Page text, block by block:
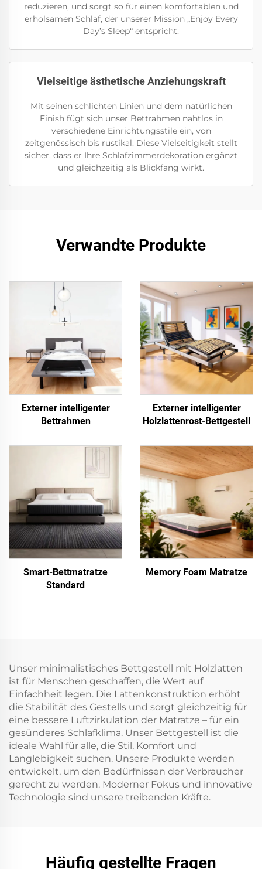
reduzieren, und sorgt so für einen komfortablen und
erholsamen Schlaf, der unserer Mission „Enjoy Every
Day’s Sleep“ entspricht.
Vielseitige ästhetische Anziehungskraft
Mit seinen schlichten Linien und dem natürlichen
Finish fügt sich unser Bettrahmen nahtlos in
verschiedene Einrichtungsstile ein, von
zeitgenössisch bis rustikal. Diese Vielseitigkeit stellt
sicher, dass er Ihre Schlafzimmerdekoration ergänzt
und gleichzeitig als Blickfang wirkt.
Verwandte Produkte
Externer intelligenter
Bettrahmen
Externer intelligenter
Holzlattenrost-Bettgestell
Smart-Bettmatratze
Standard
Memory Foam Matratze
Unser minimalistisches Bettgestell mit Holzlatten
ist für Menschen geschaffen, die Wert auf
Einfachheit legen. Die Lattenkonstruktion erhöht
die Stabilität des Gestells und sorgt gleichzeitig für
eine bessere Luftzirkulation der Matratze – für ein
gesünderes Schlafklima. Unser Bettgestell ist die
ideale Wahl für alle, die Stil, Komfort und
Langlebigkeit suchen. Unsere Produkte werden
entwickelt, um den Bedürfnissen der Verbraucher
gerecht zu werden. Moderner Fokus und innovative
Technologie sind unsere treibenden Kräfte.
Häufig gestellte Fragen